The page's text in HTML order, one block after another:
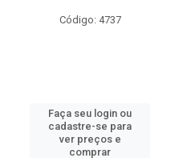
Código: 4737
Faça seu login ou
cadastre-se para
ver preços e
comprar